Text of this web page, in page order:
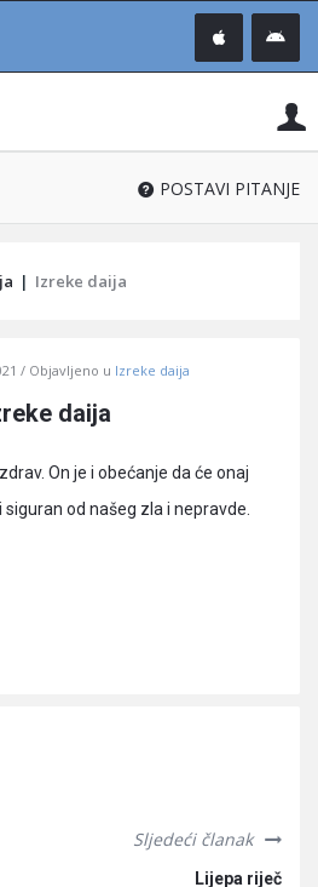
®
POSTAVI PITANJE
| Izreke daija
Objavljeno u Izreke daija
daija
On je i obećanje da će onaj
od našeg zla i nepravde.
Sljedeći članak
Lijepa riječ